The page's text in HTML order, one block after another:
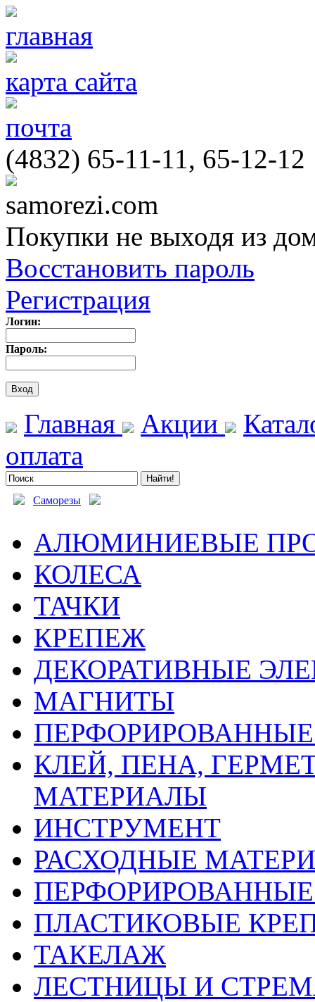
главная
карта сайта
почта
(4832) 65-11-11, 65-12-12
samorezi.com
Покупки не выходя из
Восстановить пароль
Регистрация
Логин:
Пароль:
Главная Акции
оплата
Саморезы
АЛЮМИНИЕВЫЕ
КОЛЕСА
ТАЧКИ
КРЕПЕЖ
ДЕКОРАТИВНЫЕ
МАГНИТЫ
КЛЕЙ, ПЕНА,
МАТЕРИАЛЫ
ИНСТРУМЕНТ
РАСХОДНЫЕ
ПЛАСТИКОВЫЕ
ТАКЕЛАЖ
ЛЕСТНИЦЫ И